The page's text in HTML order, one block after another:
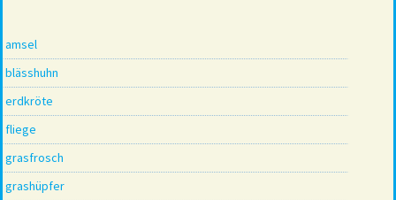
amsel
blässhuhn
erdkröte
fliege
grasfrosch
grashüpfer